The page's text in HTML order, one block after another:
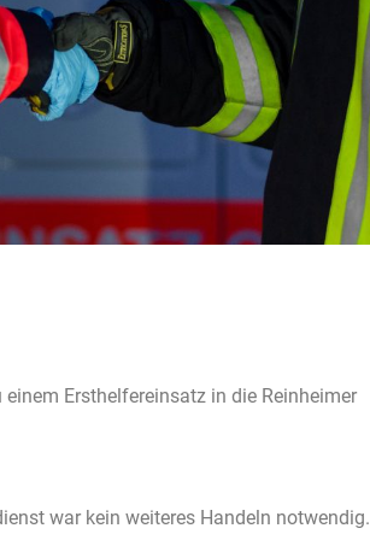
Ersthelfereinsatz in die Reinheimer
war kein weiteres Handeln notwendig.